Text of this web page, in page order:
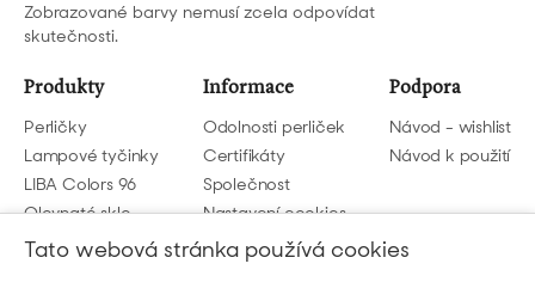
Zobrazované barvy nemusí zcela odpovídat
skutečnosti.
Produkty
Perličky
Lampové tyčinky
LIBA Colors 96
Olovnaté sklo
Informace
Odolnosti perliček
Certifikáty
Společnost
Nastavení cookies
GDPR
Podpora
Návod - wishlist
Návod k použití
Tato webová stránka používá cookies